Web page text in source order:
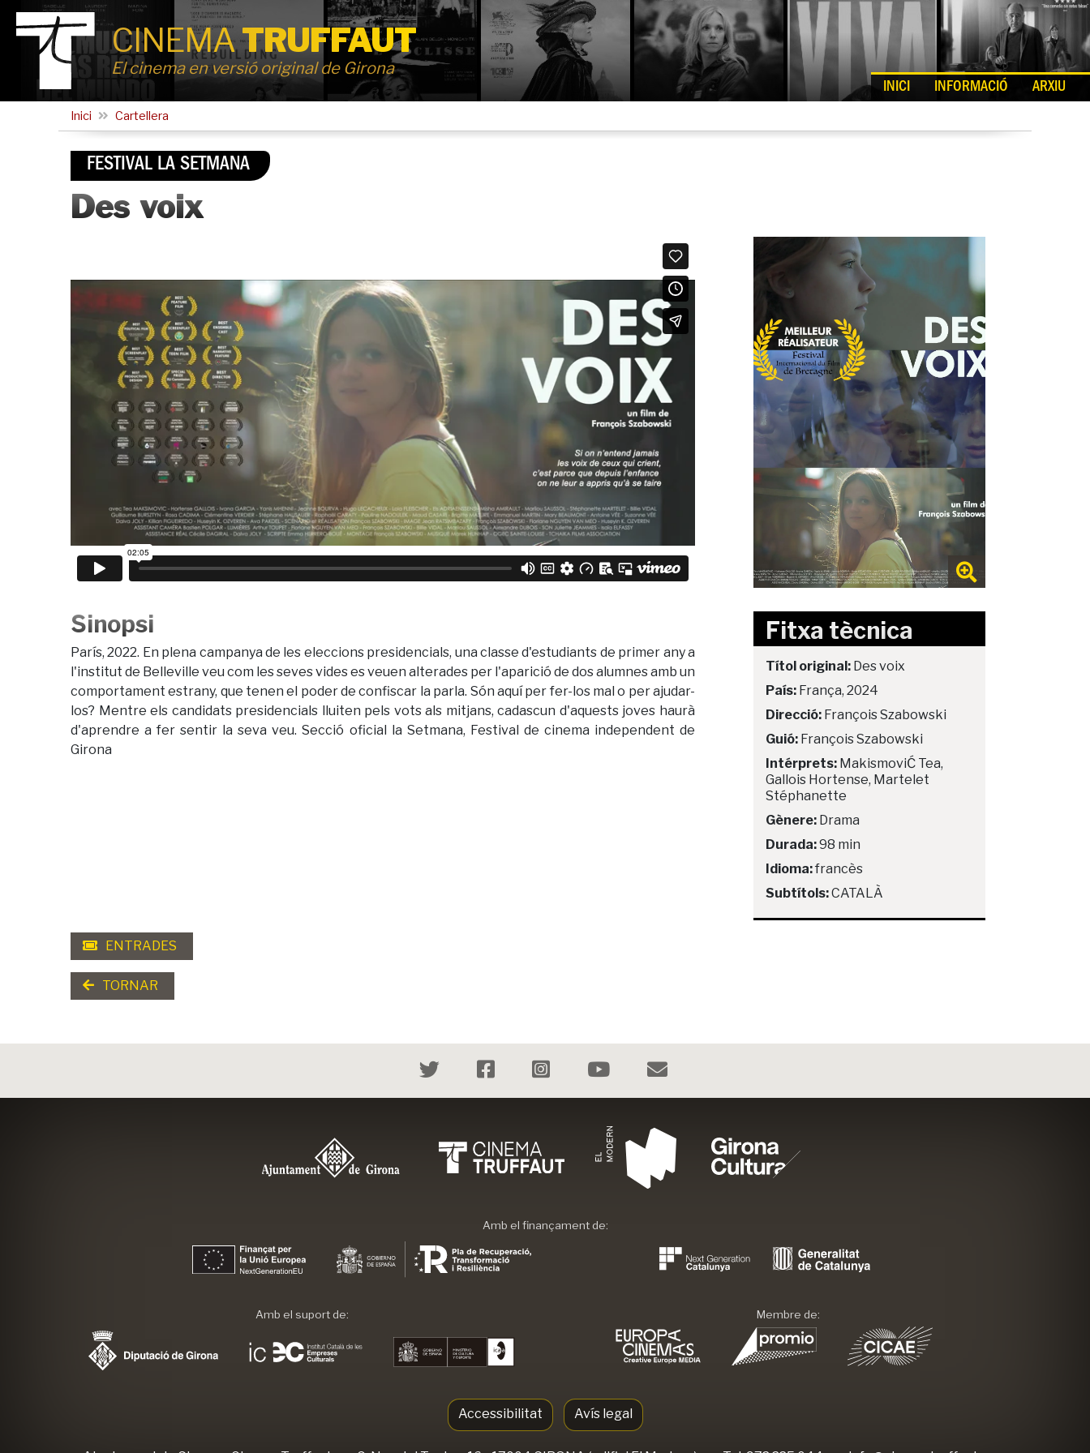
CINEMATRUFFAUT
El cinema en versió original de Girona
INICI INFORMACIÓ ARXIU
Inici Cartellera
FESTIVAL LA SETMANA
Des voix
Sinopsi
París, 2022. En plena campanya de les eleccions presidencials, una classe d'estudiants de primer any a
l'institut de Belleville veu com les seves vides es veuen alterades per l'aparició de dos alumnes amb un
comportament estrany, que tenen el poder de confiscar la parla. Són aquí per fer-los mal o per ajudar-
los? Mentre els candidats presidencials lluiten pels vots als mitjans, cadascun d'aquests joves haurà
d'aprendre a fer sentir la seva veu. Secció oficial la Setmana, Festival de cinema independent de
Girona
Fitxa tècnica
Títol original: Des voix
País: França, 2024
Direcció: François Szabowski
Guió: François Szabowski
Intérprets: MakismoviĆ Tea,
Gallois Hortense, Martelet
Stéphanette
Gènere: Drama
Durada:98 min
Idioma:francès
Subtítols:CATALÀ
ENTRADES
TORNAR
Amb el finançament de:
Amb el suport de: Membre de:
Accessibilitat Avís legal